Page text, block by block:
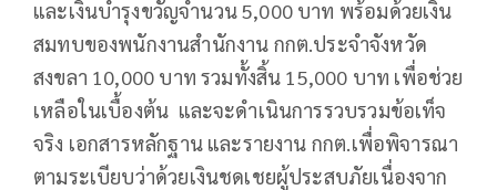
และเงินบำรุงขวัญจำนวน 5,000 บาท พร้อมด้วยเงิน
สมทบของพนักงานสำนักงาน กกต.ประจำจังหวัด
สงขลา 10,000 บาท รวมทั้งสิ้น 15,000 บาท เพื่อช่วย
เหลือในเบื้องต้น และจะดำเนินการรวบรวมข้อเท็จ
จริง เอกสารหลักฐาน และรายงาน กกต.เพื่อพิจารณา
ตามระเบียบว่าด้วยเงินชดเชยผู้ประสบภัยเนื่องจาก